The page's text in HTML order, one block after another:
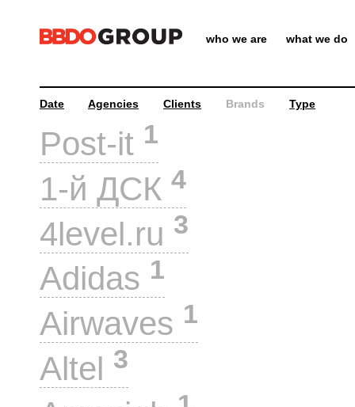
who we are what we do
Date Agencies Clients Brands Type
Post-it 1
1-й ДСК 4
4level.ru 3
Adidas 1
Airwaves 1
Altel 3